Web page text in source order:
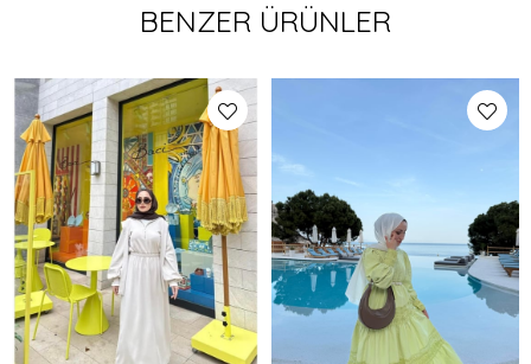
BENZER ÜRÜNLER